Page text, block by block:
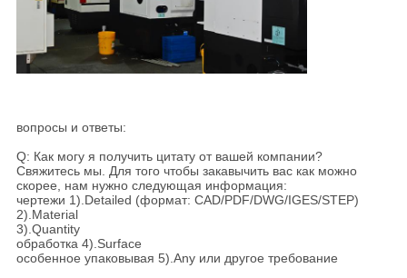
вопросы и ответы:
Q: Как могу я получить цитату от вашей компании?
Свяжитесь мы. Для того чтобы закавычить вас как можно
скорее, нам нужно следующая информация:
чертежи 1).Detailed (формат: CAD/PDF/DWG/IGES/STEP)
2).Material
3).Quantity
обработка 4).Surface
особенное упаковывая 5).Any или другое требование